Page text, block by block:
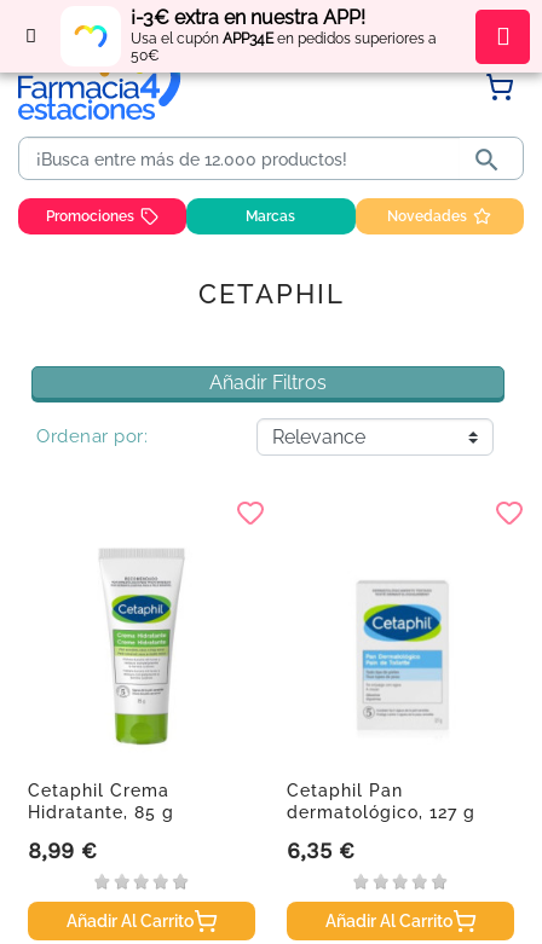
¡-3€ extra en nuestra APP!
Usa el cupón APP34Een pedidos superiores a
50€
Regístratey obténpuntos por tus compras

Promociones Marcas Novedades
CETAPHIL
Añadir Filtros
Ordenar por:
Cetaphil Crema
Hidratante, 85 g
Precio
8,99 €
Añadir Al Carrito
Cetaphil Pan
dermatológico, 127 g
Precio
6,35 €
Añadir Al Carrito